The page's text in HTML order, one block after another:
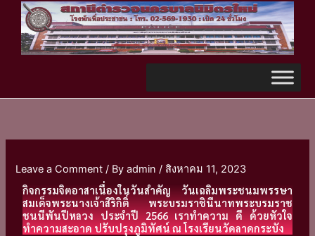
content
Leave a Comment / Byadmin/ สิงหาคม 11, 2023
กิจกรรมจิตอาสาเนื่องในวันสำคัญ วันเฉลิมพระชนมพรรษา
สมเด็จพระนางเจ้าสิริกิติ์ พระบรมราชินีนาทพระบรมราช
ชนนีพันปีหลวง ประจำปี 2566 เราทำความ ดี ด้วยหัวใจ
ทำความสะอาด ปรับปรุงภูมิทัศน์ ณ โรงเรียนวัดลาดกระบัง
TikTok